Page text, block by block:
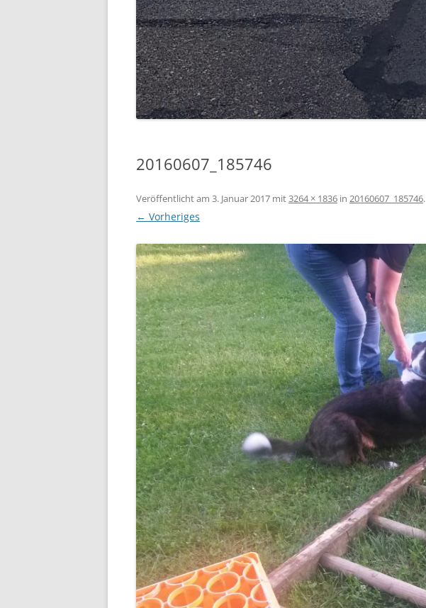
20160607_185746
Veröffentlicht am 3. Januar 2017 mit3264 × 1836 in 20160607_185746.
← Vorheriges